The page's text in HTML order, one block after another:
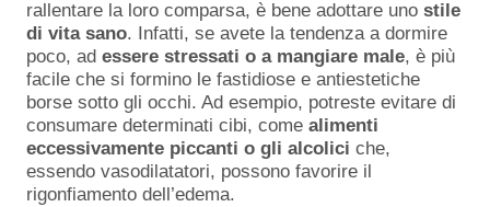
rallentare la loro comparsa, è bene adottare uno stile
di vita sano. Infatti, se avete la tendenza a dormire
poco, ad essere stressati o a mangiare male, è più
facile che si formino le fastidiose e antiestetiche
borse sotto gli occhi. Ad esempio, potreste evitare di
consumare determinati cibi, come alimenti
eccessivamente piccanti o gli alcolici che,
essendo vasodilatatori, possono favorire il
rigonfiamento dell’edema.